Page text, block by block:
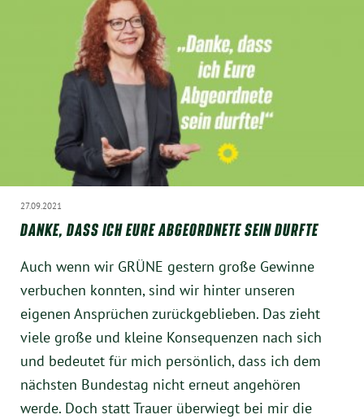
München
Zur Person
Kontakt
Termine
Twitter
YouTube
Facebook
27.09.2021
DANKE, DASS ICH EURE ABGEORDNETE SEIN DURFTE
Auch wenn wir GRÜNE gestern große Gewinne
verbuchen konnten, sind wir hinter unseren
eigenen Ansprüchen zurückgeblieben. Das zieht
viele große und kleine Konsequenzen nach sich
und bedeutet für mich persönlich, dass ich dem
nächsten Bundestag nicht erneut angehören
werde. Doch statt Trauer überwiegt bei mir die